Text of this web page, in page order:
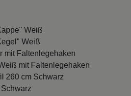
Weiß
Weiß
mit Faltenlegehaken
mit Faltenlegehaken
260 cm Schwarz